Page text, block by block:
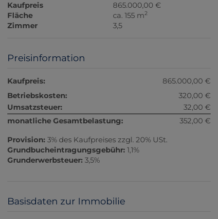
Kaufpreis
865.000,00 €
Fläche
ca. 155 m2
Zimmer 3,5
Preisinformation
Kaufpreis:
865.000,00 €
Betriebskosten:
320,00 €
Umsatzsteuer:
32,00 €
monatliche Gesamtbelastung:
352,00 €
Provision: 3% des Kaufpreises zzgl. 20% USt.
Grundbucheintragungsgebühr: 1,1%
Grunderwerbsteuer: 3,5%
Basisdaten zur Immobilie